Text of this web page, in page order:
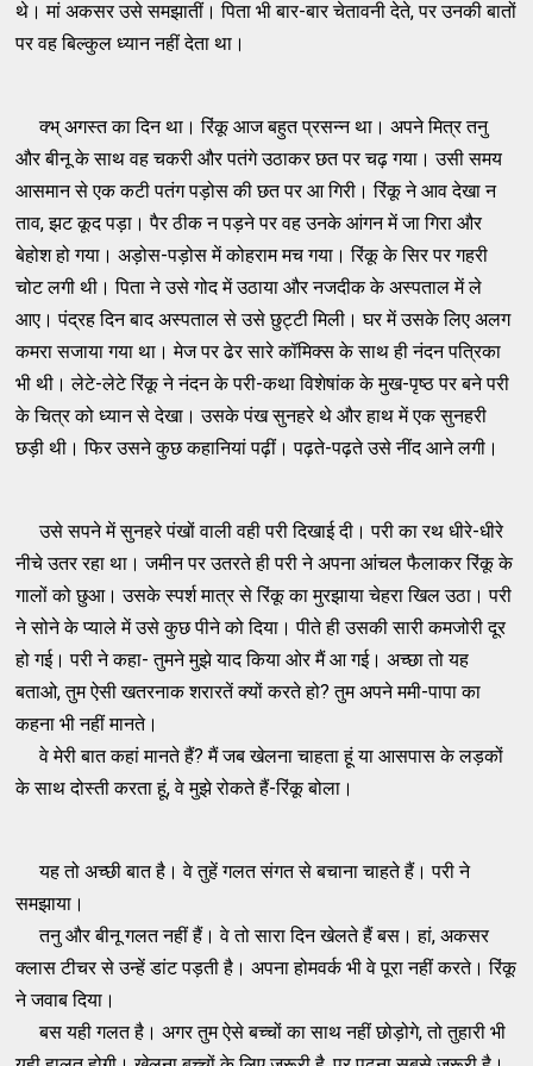
थे। मां अकसर उसे समझातीं। पिता भी बार-बार चेतावनी देते, पर उनकी बातों
पर वह बिल्कुल ध्यान नहीं देता था।
क्भ् अगस्त का दिन था। रिंकू आज बहुत प्रसन्न था। अपने मित्र तनु
और बीनू के साथ वह चकरी और पतंगे उठाकर छत पर चढ़ गया। उसी समय
आसमान से एक कटी पतंग पड़ोस की छत पर आ गिरी। रिंकू ने आव देखा न
ताव, झट कूद पड़ा। पैर ठीक न पड़ने पर वह उनके आंगन में जा गिरा और
बेहोश हो गया। अड़ोस-पड़ोस में कोहराम मच गया। रिंकू के सिर पर गहरी
चोट लगी थी। पिता ने उसे गोद में उठाया और नजदीक के अस्पताल में ले
आए। पंद्रह दिन बाद अस्पताल से उसे छुट्टी मिली। घर में उसके लिए अलग
कमरा सजाया गया था। मेज पर ढेर सारे कॉमिक्स के साथ ही नंदन पत्रिका
भी थी। लेटे-लेटे रिंकू ने नंदन के परी-कथा विशेषांक के मुख-पृष्ठ पर बने परी
के चित्र को ध्यान से देखा। उसके पंख सुनहरे थे और हाथ में एक सुनहरी
छड़ी थी। फिर उसने कुछ कहानियां पढ़ीं। पढ़ते-पढ़ते उसे नींद आने लगी।
उसे सपने में सुनहरे पंखों वाली वही परी दिखाई दी। परी का रथ धीरे-धीरे
नीचे उतर रहा था। जमीन पर उतरते ही परी ने अपना आंचल फैलाकर रिंकू के
गालों को छुआ। उसके स्पर्श मात्र से रिंकू का मुरझाया चेहरा खिल उठा। परी
ने सोने के प्याले में उसे कुछ पीने को दिया। पीते ही उसकी सारी कमजोरी दूर
हो गई। परी ने कहा- तुमने मुझे याद किया ओर मैं आ गई। अच्छा तो यह
बताओ, तुम ऐसी खतरनाक शरारतें क्यों करते हो? तुम अपने ममी-पापा का
कहना भी नहीं मानते।
वे मेरी बात कहां मानते हैं? मैं जब खेलना चाहता हूं या आसपास के लड़कों
के साथ दोस्ती करता हूं, वे मुझे रोकते हैं-रिंकू बोला।
यह तो अच्छी बात है। वे तुहें गलत संगत से बचाना चाहते हैं। परी ने
समझाया।
तनु और बीनू गलत नहीं हैं। वे तो सारा दिन खेलते हैं बस। हां, अकसर
क्लास टीचर से उन्हें डांट पड़ती है। अपना होमवर्क भी वे पूरा नहीं करते। रिंकू
ने जवाब दिया।
बस यही गलत है। अगर तुम ऐसे बच्चों का साथ नहीं छोड़ोगे, तो तुहारी भी